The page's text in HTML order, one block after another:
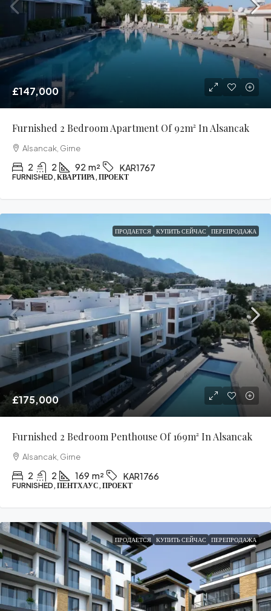
£147,000
Furnished 2 Bedroom Apartment Of 92m² In Alsancak
Alsancak, Girne
2 2 92 m² KAR1767
FURNISHED, КВАРТИРА, ПРОЕКТ
ПРОДАЕТСЯ КУПИТЬ СЕЙЧАС ПЕРЕПРОДАЖА
£175,000
Furnished 2 Bedroom Penthouse Of 169m² In Alsancak
Alsancak, Girne
2 2 169 m² KAR1766
FURNISHED, ПЕНТХАУС, ПРОЕКТ
ПРОДАЕТСЯ КУПИТЬ СЕЙЧАС ПЕРЕПРОДАЖА